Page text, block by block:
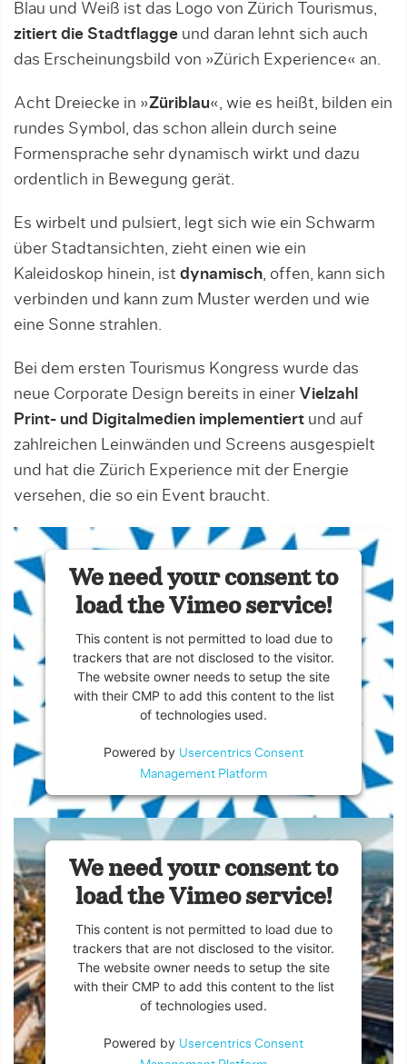
Blau und Weiß ist das Logo von Zürich Tourismus,
zitiert die Stadtflagge und daran lehnt sich auch
das Erscheinungsbild von »Zürich Experience« an.
Acht Dreiecke in »Züriblau«, wie es heißt, bilden ein
rundes Symbol, das schon allein durch seine
Formensprache sehr dynamisch wirkt und dazu
ordentlich in Bewegung gerät.
Es wirbelt und pulsiert, legt sich wie ein Schwarm
über Stadtansichten, zieht einen wie ein
Kaleidoskop hinein, ist dynamisch, offen, kann sich
verbinden und kann zum Muster werden und wie
eine Sonne strahlen.
Bei dem ersten Tourismus Kongress wurde das
neue Corporate Design bereits in einer Vielzahl
Print- und Digitalmedien implementiert und auf
zahlreichen Leinwänden und Screens ausgespielt
und hat die Zürich Experience mit der Energie
versehen, die so ein Event braucht.
We need your consent to
load the Vimeo service!
This content is not permitted to load due to
trackers that are not disclosed to the visitor.
The website owner needs to setup the site
with their CMP to add this content to the list
of technologies used.
Powered by Usercentrics Consent
Management Platform
We need your consent to
load the Vimeo service!
This content is not permitted to load due to
trackers that are not disclosed to the visitor.
The website owner needs to setup the site
with their CMP to add this content to the list
of technologies used.
Powered by Usercentrics Consent